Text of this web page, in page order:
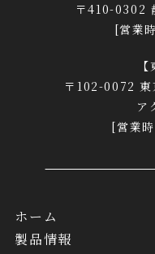
〒410-0302
[営業
〒102-0072 東
ア
[営業
ホーム
製品情報